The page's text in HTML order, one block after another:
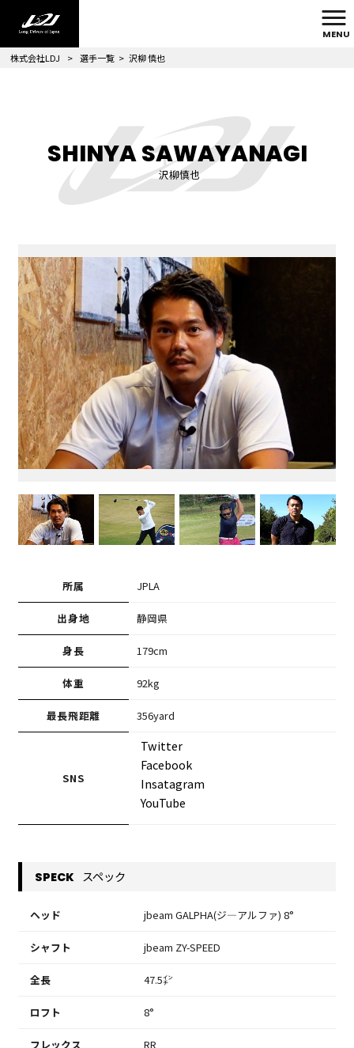
MENU
株式会社LDJ
> 選手一覧 > 沢柳 慎也
SHINYA SAWAYANAGI
沢柳慎也
所属 JPLA
出身地 静岡県
身長 179cm
体重 92kg
最長飛距離 356yard
SNS
Twitter
Facebook
Insatagram
YouTube
SPECK スペック
ヘッド jbeam GALPHA(ジ―アルファ) 8°
シャフト jbeam ZY-SPEED
全長 47.5㌅
ロフト 8°
フレックス RR